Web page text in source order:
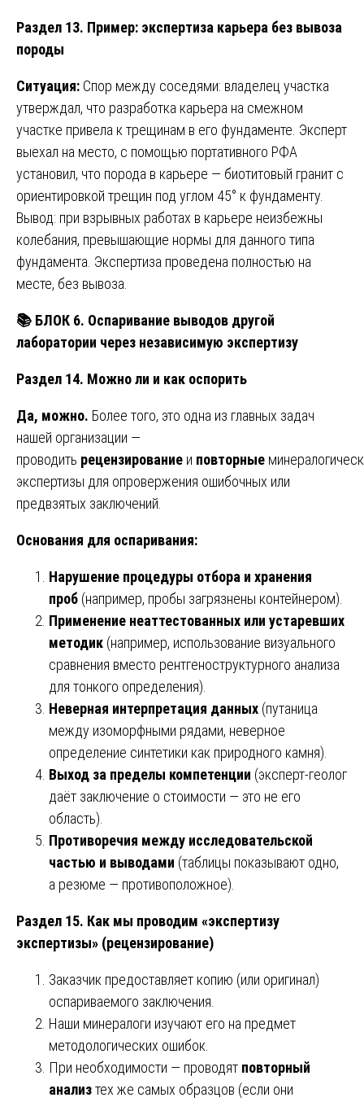
Раздел 13. Пример: экспертиза карьера без вывоза
породы
Ситуация: Спор между соседями: владелец участка
утверждал, что разработка карьера на смежном
участке привела к трещинам в его фундаменте. Эксперт
выехал на место, с помощью портативного РФА
установил, что порода в карьере — биотитовый гранит с
ориентировкой трещин под углом 45° к фундаменту.
Вывод: при взрывных работах в карьере неизбежны
колебания, превышающие нормы для данного типа
фундамента. Экспертиза проведена полностью на
месте, без вывоза.
📚 БЛОК 6. Оспаривание выводов другой
лаборатории через независимую экспертизу
Раздел 14. Можно ли и как оспорить
Да, можно. Более того, это одна из главных задач
нашей организации —
проводить рецензирование и повторные
экспертизы для опровержения ошибочных или
предвзятых заключений.
Основания для оспаривания:
Нарушение процедуры отбора и хранения
проб (например, пробы загрязнены контейнером).
Применение неаттестованных или устаревших
методик (например, использование визуального
сравнения вместо рентгеноструктурного анализа
для тонкого определения).
Неверная интерпретация данных (путаница
между изоморфными рядами, неверное
определение синтетики как природного камня).
Выход за пределы компетенции (эксперт-геолог
даёт заключение о стоимости — это не его
область).
Противоречия между исследовательской
частью и выводами (таблицы показывают одно,
а резюме — противоположное).
Раздел 15. Как мы проводим «экспертизу
экспертизы» (рецензирование)
Заказчик предоставляет копию (или оригинал)
оспариваемого заключения.
Наши минералоги изучают его на предмет
методологических ошибок.
При необходимости — проводят повторный
анализтех же самых образцов (если они